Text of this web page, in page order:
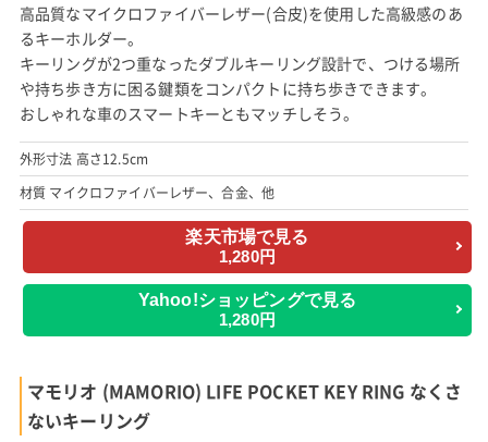
高品質なマイクロファイバーレザー(合皮)を使用した高級感のあ
るキーホルダー。
キーリングが2つ重なったダブルキーリング設計で、つける場所
や持ち歩き方に困る鍵類をコンパクトに持ち歩きできます。
おしゃれな車のスマートキーともマッチしそう。
外形寸法 高さ12.5cm
材質 マイクロファイバーレザー、合金、他
楽天市場で見る
1,280円
Yahoo!ショッピングで見る
1,280円
マモリオ (MAMORIO) LIFE POCKET KEY RING なくさ
ないキーリング